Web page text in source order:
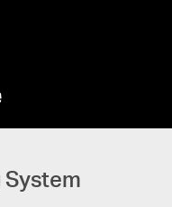
System